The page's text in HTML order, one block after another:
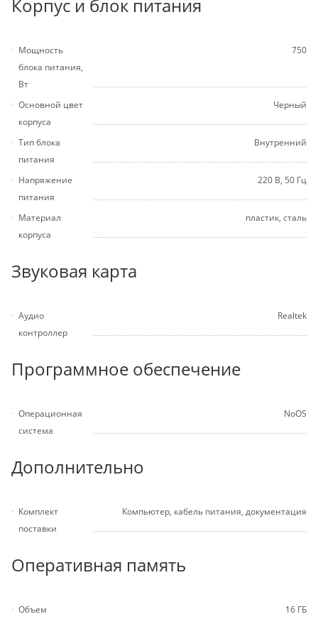
Корпус и блок питания
Мощность
блока питания,
Вт
750
Основной цвет
корпуса
Черный
Тип блока
питания
Внутренний
Напряжение
питания
220 В, 50 Гц
Материал
корпуса
пластик, сталь
Звуковая карта
Аудио
контроллер
Realtek
Программное обеспечение
Операционная
система
NoOS
Дополнительно
Комплект
поставки
Компьютер, кабель питания, документация
Оперативная память
Объем
16 ГБ